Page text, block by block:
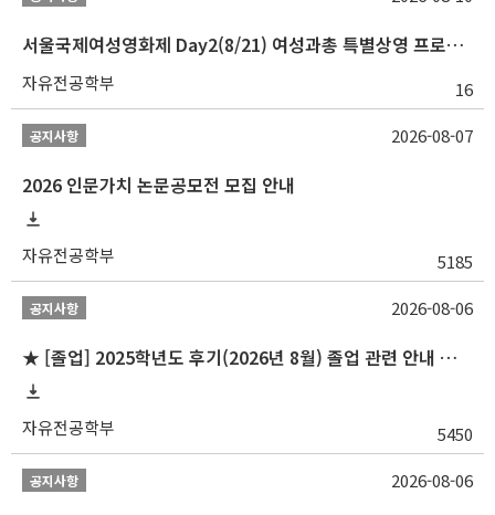
서울국제여성영화제 Day2(8/21) 여성과총 특별상영 프로그램 『AI 시대, 여성의 시선으로 미래 기술 읽기』 학생 무료 초청 행사
자유전공학부 16
공지사항
2026 인문가치 논문공모전 모집 안내
자유전공학부 5185
2026-08-07
공지사항
★ [졸업] 2025학년도 후기(2026년 8월) 졸업 관련 안내 및 확정자 명단 공지
자유전공학부 5450
2026-08-06
공지사항 2026-08-06